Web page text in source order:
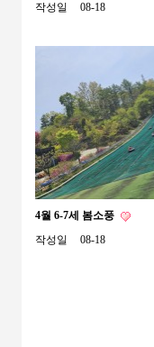
작성일
08-18
4월 6-7세 봄소풍
작성일
08-18